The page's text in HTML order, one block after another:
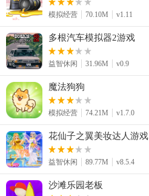
模拟经营 70.10M v1.11
多根汽车模拟器2游戏
益智休闲 31.96M v0.9
魔法狗狗
模拟经营 74.21M v1.7.0
花仙子之翼美妆达人游戏
益智休闲 89.77M v8.5.4
沙滩乐园老板